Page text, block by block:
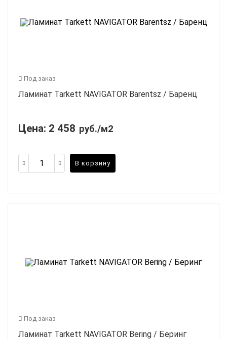
Под заказ
Ламинат Tarkett NAVIGATOR Barentsz / Баренц
Цена: 2 458 руб./м2
В корзину
Под заказ
Ламинат Tarkett NAVIGATOR Bering / Беринг